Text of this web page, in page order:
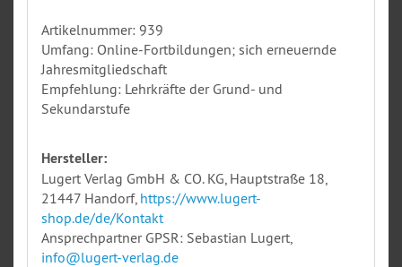
Artikelnummer: 939
Umfang: Online-Fortbildungen; sich erneuernde
Jahresmitgliedschaft
Empfehlung: Lehrkräfte der Grund- und
Sekundarstufe
Hersteller:
Lugert Verlag GmbH & CO. KG, Hauptstraße 18,
21447 Handorf, https://www.lugert-
shop.de/de/Kontakt
Ansprechpartner GPSR: Sebastian Lugert,
info@lugert-verlag.de